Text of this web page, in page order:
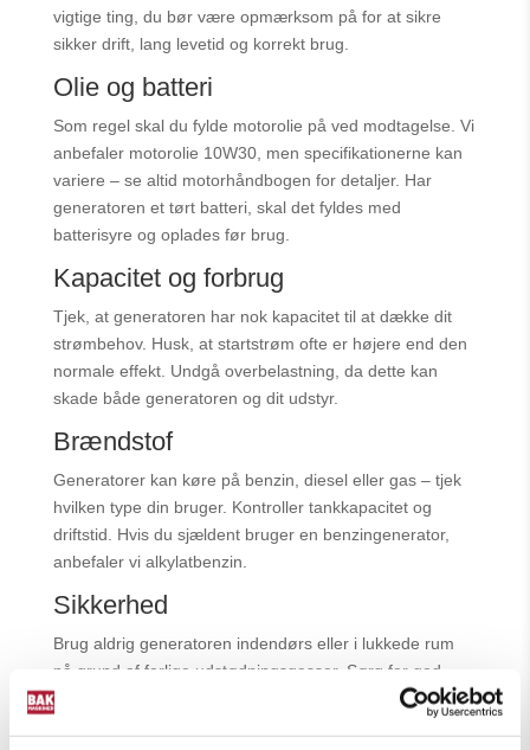
vigtige ting, du bør være opmærksom på for at sikre
sikker drift, lang levetid og korrekt brug.
Olie og batteri
Som regel skal du fylde motorolie på ved modtagelse. Vi
anbefaler motorolie 10W30, men specifikationerne kan
variere – se altid motorhåndbogen for detaljer. Har
generatoren et tørt batteri, skal det fyldes med
batterisyre og oplades før brug.
Kapacitet og forbrug
Tjek, at generatoren har nok kapacitet til at dække dit
strømbehov. Husk, at startstrøm ofte er højere end den
normale effekt. Undgå overbelastning, da dette kan
skade både generatoren og dit udstyr.
Brændstof
Generatorer kan køre på benzin, diesel eller gas – tjek
hvilken type din bruger. Kontroller tankkapacitet og
driftstid. Hvis du sjældent bruger en benzingenerator,
anbefaler vi alkylatbenzin.
Sikkerhed
Brug aldrig generatoren indendørs eller i lukkede rum
på grund af farlige udstødningsgasser. Sørg for god
ventilation, korrekt jordforbindelse og brug altid